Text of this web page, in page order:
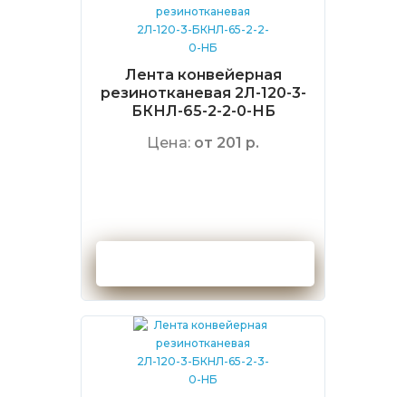
Лента конвейерная
резинотканевая 2Л-120-3-
БКНЛ-65-2-2-0-НБ
Цена: от 201 р.